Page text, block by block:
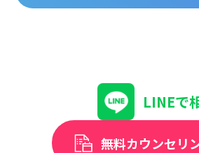
LINEで
無料カウンセリ